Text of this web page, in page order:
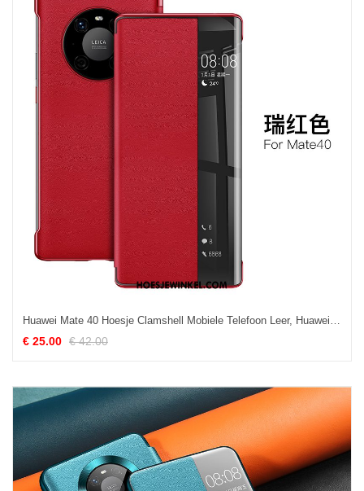
Huawei Mate 40 Hoesje Clamshell Mobiele Telefoon Leer, Huawei Mate 40 Hoesje Anti-fall Dun
€ 25.00 € 42.00